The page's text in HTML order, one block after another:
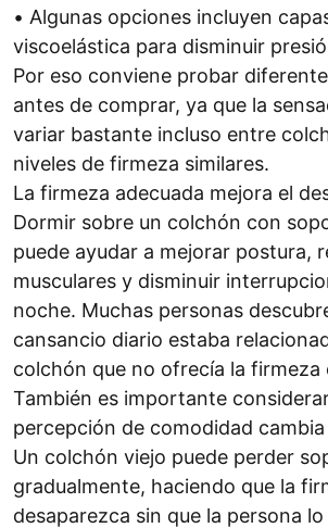
• Algunas opciones incluyen
viscoelástica para disminuir
Por eso conviene probar
antes de comprar, ya que la
variar bastante incluso entre
niveles de firmeza similares.
La firmeza adecuada mejora el
Dormir sobre un colchón con
puede ayudar a mejorar postura,
musculares y disminuir
noche. Muchas personas
cansancio diario estaba
colchón que no ofrecía la firmeza
También es importante
percepción de comodidad
Un colchón viejo puede perder
gradualmente, haciendo que la
desaparezca sin que la persona